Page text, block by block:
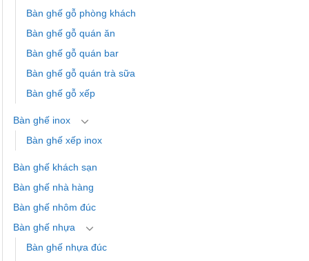
Bàn ghế gỗ phòng khách
Bàn ghế gỗ quán ăn
Bàn ghế gỗ quán bar
Bàn ghế gỗ quán trà sữa
Bàn ghế gỗ xếp
Bàn ghế inox
Bàn ghế xếp inox
Bàn ghế khách sạn
Bàn ghế nhà hàng
Bàn ghế nhôm đúc
Bàn ghế nhựa
Bàn ghế nhựa đúc